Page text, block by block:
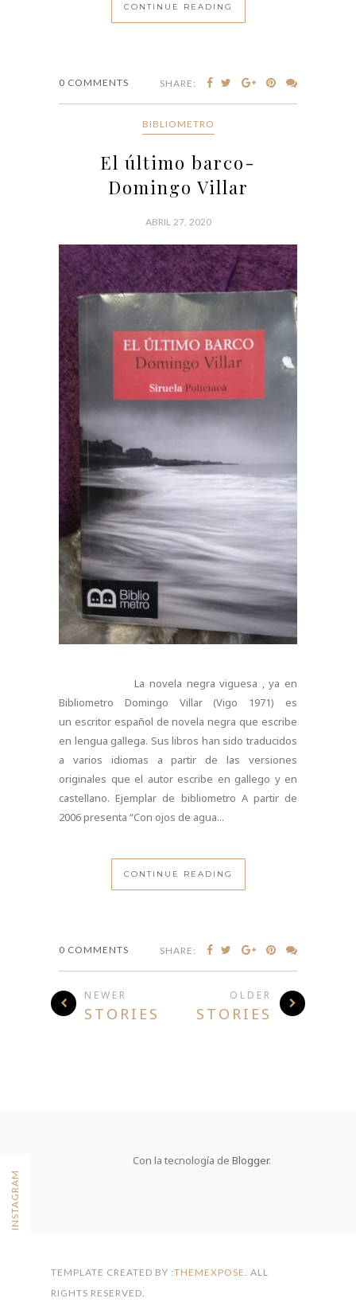
CONTINUE READING
0 COMMENTS SHARE:
BIBLIOMETRO
El último barco-
Domingo Villar
ABRIL 27, 2020
La novela negra viguesa , ya en
Bibliometro Domingo Villar (Vigo 1971) es
un escritor español de novela negra que escribe
en lengua gallega. Sus libros han sido traducidos
a varios idiomas a partir de las versiones
originales que el autor escribe en gallego y en
castellano. Ejemplar de bibliometro A partir de
2006 presenta “Con ojos de agua...
CONTINUE READING
0 COMMENTS SHARE:
NEWER
STORIES
OLDER
STORIES
Con la tecnología de Blogger.
FOLLOW ON INSTAGRAM TEMPLATE CREATED BY :THEMEXPOSE . ALL
RIGHTS RESERVED.